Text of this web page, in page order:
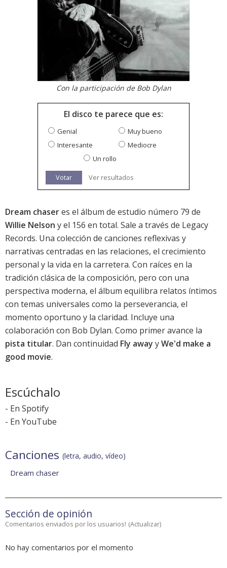
Con la participación de Bob Dylan
El disco te parece que es:
Genial
Muy bueno
Interesante
Mediocre
Un rollo
Votar Ver resultados
Dream chaseres el álbum de estudio número 79 de
Willie Nelson y el 156 en total. Sale a través de Legacy
Records. Una colección de canciones reflexivas y
narrativas centradas en las relaciones, el crecimiento
personal y la vida en la carretera. Con raíces en la
tradición clásica de la composición, pero con una
perspectiva moderna, el álbum equilibra relatos íntimos
con temas universales como la perseverancia, el
momento oportuno y la claridad. Incluye una
colaboración con Bob Dylan. Como primer avance la
pista titular. Dan continuidad Fly away yWe'd make a
good movie.
Escúchalo
- En Spotify
- En YouTube
Canciones (letra, audio, vídeo)
Dream chaser
Sección de opinión
Comentarios enviados por los usuarios! (Actualizar)
No hay comentarios por el momento